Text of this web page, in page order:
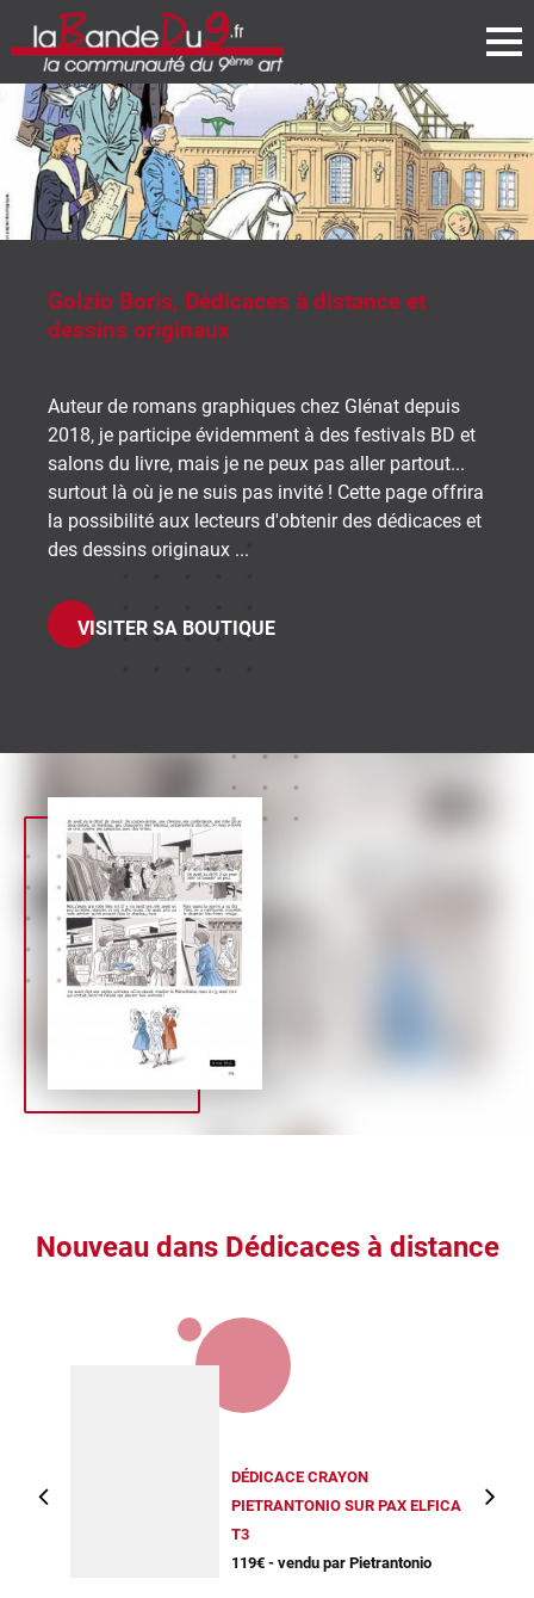
Dédicaces à distance et
graphiques chez Glénat depuis
évidemment à des festivals BD et
mais je ne peux pas aller partout...
ne suis pas invité ! Cette page offrira
lecteurs d'obtenir des dédicaces et
...
BOUTIQUE
Nouveau dans Dédicaces à distance
DÉDICACE CRAYON
PIETRANTONIO SUR PAX ELFICA
T3
119€ - vendu par Pietrantonio